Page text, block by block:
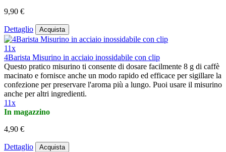
9,90 €
Dettaglio Acquista
11x
4Barista Misurino in acciaio inossidabile con clip
Questo pratico misurino ti consente di dosare facilmente 8 g di caffè
macinato e fornisce anche un modo rapido ed efficace per sigillare la
confezione per preservare l'aroma più a lungo. Puoi usare il misurino
anche per altri ingredienti.
11x
In magazzino
4,90 €
Dettaglio Acquista